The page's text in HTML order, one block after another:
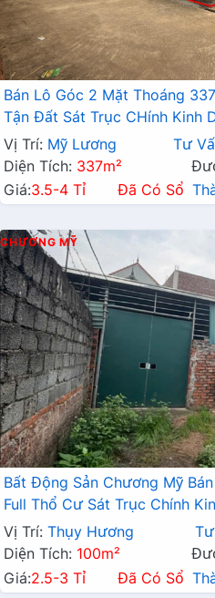
Bán Lô Góc 2 Mặt Thoáng
Tận Đất Sát Trục CHính Kinh
Vị Trí: Mỹ Lương Tư
Diện Tích: 337m²
Giá:3.5-4 Tỉ Đã Có Sổ
CHƯƠNG MỸ
Bất Động Sản Chương Mỹ
Full Thổ Cư Sát Trục Chính
Vị Trí: Thụy Hương
Diện Tích: 100m²
Giá:2.5-3 Tỉ Đã Có Sổ